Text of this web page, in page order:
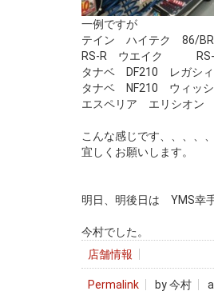
一例ですが
テイン ハイテク 86/
RS-R ウエイク RS-
タナベ DF210 レガシ
タナベ NF210 ウィッシ
エスペリア エリシオ
こんな感じです、、、、
宜しくお願いします。
明日、明後日は YMS幸
今村でした。
店舗情報
Permalink by 今村